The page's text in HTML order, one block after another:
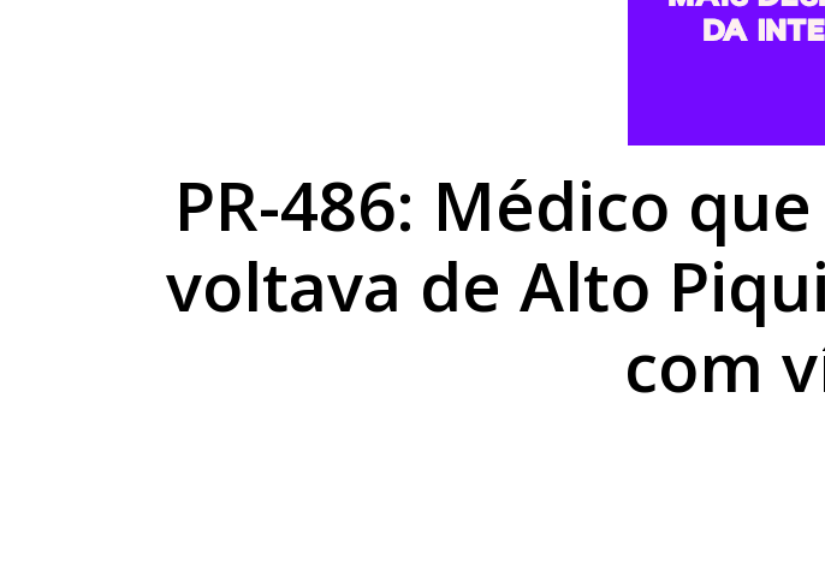
Sicredi reforça compromisso com Goioerê durante a
PR-486: Médico
voltava de Alto
com